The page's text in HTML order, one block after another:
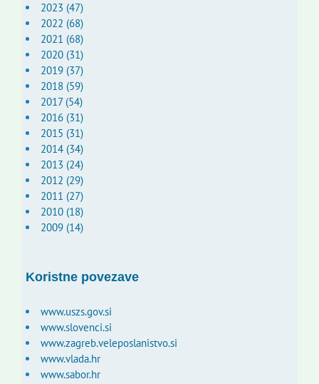
2023 (47)
2022 (68)
2021 (68)
2020 (31)
2019 (37)
2018 (59)
2017 (54)
2016 (31)
2015 (31)
2014 (34)
2013 (24)
2012 (29)
2011 (27)
2010 (18)
2009 (14)
Koristne povezave
www.uszs.gov.si
www.slovenci.si
www.zagreb.veleposlanistvo.si
www.vlada.hr
www.sabor.hr